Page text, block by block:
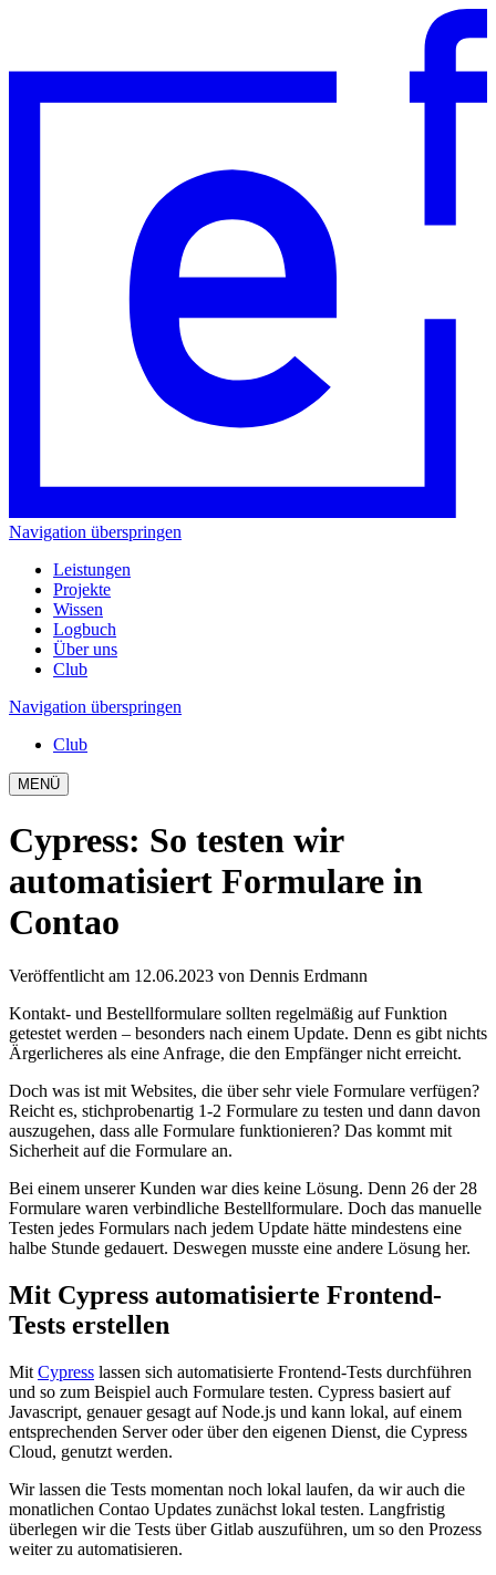
Navigation überspringen
Leistungen
Projekte
Wissen
Logbuch
Über uns
Club
Navigation überspringen
Club
MENÜ
Cypress: So testen wir
automatisiert Formulare in
Contao
Veröffentlicht am 12.06.2023 von Dennis Erdmann
Kontakt- und Bestellformulare sollten regelmäßig auf Funktion
getestet werden – besonders nach einem Update. Denn es gibt nichts
Ärgerlicheres als eine Anfrage, die den Empfänger nicht erreicht.
Doch was ist mit Websites, die über sehr viele Formulare verfügen?
Reicht es, stichprobenartig 1-2 Formulare zu testen und dann davon
auszugehen, dass alle Formulare funktionieren? Das kommt mit
Sicherheit auf die Formulare an.
Bei einem unserer Kunden war dies keine Lösung. Denn 26 der 28
Formulare waren verbindliche Bestellformulare. Doch das manuelle
Testen jedes Formulars nach jedem Update hätte mindestens eine
halbe Stunde gedauert. Deswegen musste eine andere Lösung her.
Mit Cypress automatisierte Frontend-
Tests erstellen
Mit Cypress lassen sich automatisierte Frontend-Tests durchführen
und so zum Beispiel auch Formulare testen. Cypress basiert auf
Javascript, genauer gesagt auf Node.js und kann lokal, auf einem
entsprechenden Server oder über den eigenen Dienst, die Cypress
Cloud, genutzt werden.
Wir lassen die Tests momentan noch lokal laufen, da wir auch die
monatlichen Contao Updates zunächst lokal testen. Langfristig
überlegen wir die Tests über Gitlab auszuführen, um so den Prozess
weiter zu automatisieren.